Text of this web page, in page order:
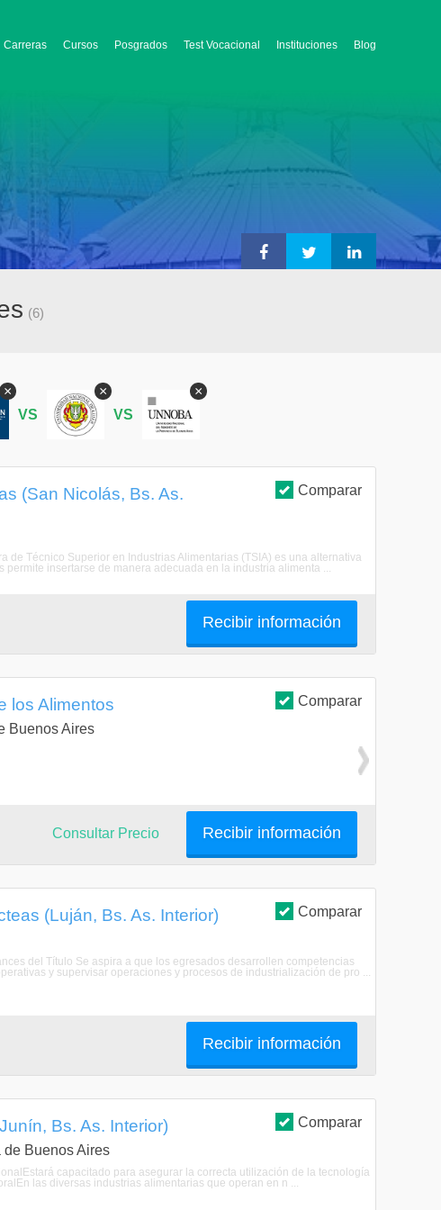
Carreras Cursos Posgrados Test Vocacional Instituciones Blog
(6)
×
VS
×
VS
×
Comparar
(San Nicolás, Bs. As.
Técnico Superior en Industrias Alimentarias (TSIA) es una alternativa
insertarse de manera adecuada en la industria alimenta ...
Recibir información
Comparar
los Alimentos
Buenos Aires
Recibir información
Consultar Precio
Comparar
(Luján, Bs. As. Interior)
del Título Se aspira a que los egresados desarrollen competencias
y supervisar operaciones y procesos de industrialización de pro ...
Recibir información
Comparar
Bs. As. Interior)
Buenos Aires
capacitado para asegurar la correcta utilización de la tecnología
las diversas industrias alimentarias que operan en n ...